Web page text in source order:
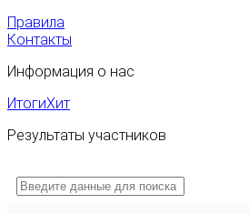
Правила
Контакты
Информация о нас
ИтогиХит
Результаты участников